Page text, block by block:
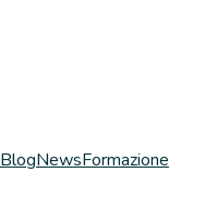
BlogNewsFormazione